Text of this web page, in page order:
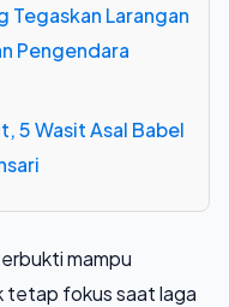
Tegaskan Larangan
Pengendara
5 Wasit Asal Babel
mampu
tetap fokus saat laga